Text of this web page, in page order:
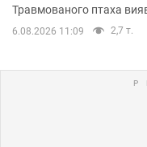
Травмованого птаха
6.08.2026 11:09 2,7 т.